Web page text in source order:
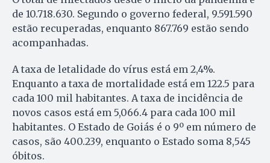
de 10.718.630. Segundo o governo federal, 9.591.590
estão recuperadas, enquanto 867.769 estão sendo
acompanhadas.
A taxa de letalidade do vírus está em 2,4%.
Enquanto a taxa de mortalidade está em 122.5 para
cada 100 mil habitantes. A taxa de incidência de
novos casos está em 5,066.4 para cada 100 mil
habitantes. O Estado de Goiás é o 9º em número de
casos, são 400.239, enquanto o Estado soma 8,545
óbitos.